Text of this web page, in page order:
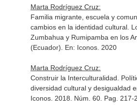
Marta Rodríguez Cruz:
Familia migrante, escuela y
cambios en la identidad cultural.
Zumbahua y Rumipamba en los
(Ecuador). En: Iconos. 2020
Marta Rodríguez Cruz:
Construir la Interculturalidad.
diversidad cultural y desigualdad
Iconos. 2018. Núm. 60. Pag. 217-